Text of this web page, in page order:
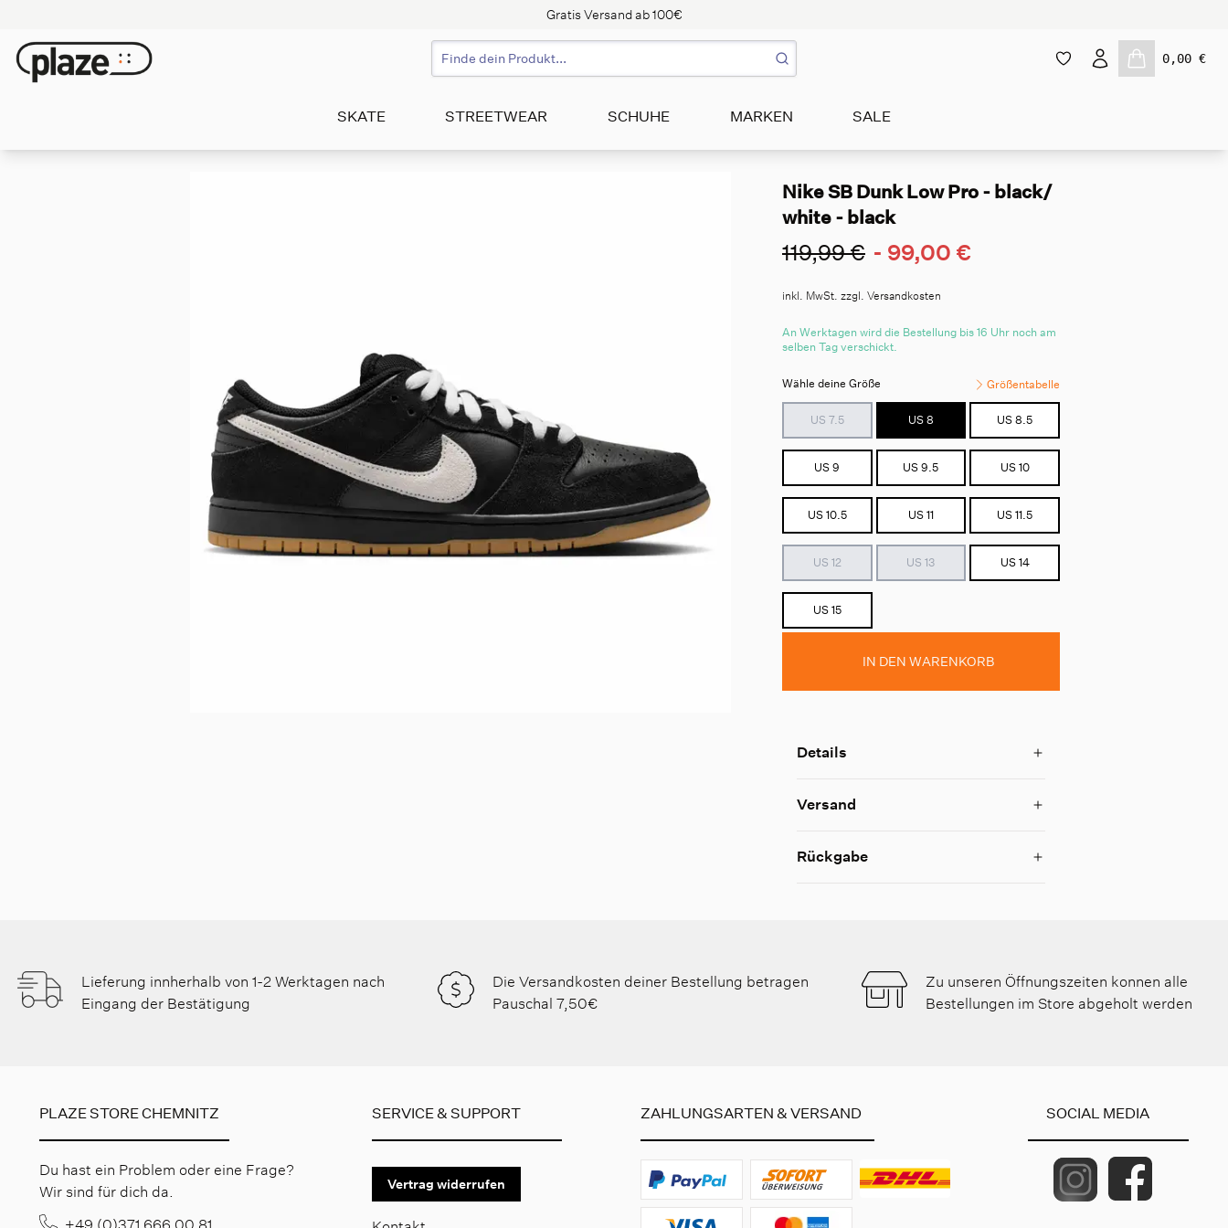
Gratis Versand ab 100€
0,00 €
SKATE STREETWEAR SCHUHE MARKEN SALE
Nike SB Dunk Low Pro - black/
white - black
119,99 € - 99,00 €
inkl. MwSt. zzgl. Versandkosten
An Werktagen wird die Bestellung bis 16 Uhr noch am
selben Tag verschickt.
Wähle deine Größe Größentabelle
US 7.5 US 8 US 8.5
US 9 US 9.5 US 10
US 10.5 US 11 US 11.5
US 12 US 13 US 14
US 15
IN DEN WARENKORB
Details
Versand
Rückgabe
Lieferung innherhalb von 1-2 Werktagen nach
Eingang der Bestätigung
Die Versandkosten deiner Bestellung betragen
Pauschal 7,50€
Zu unseren Öffnungszeiten konnen alle
Bestellungen im Store abgeholt werden
PLAZE STORE CHEMNITZ
Du hast ein Problem oder eine Frage?
Wir sind für dich da.
SERVICE & SUPPORT
Vertrag widerrufen
ZAHLUNGSARTEN & VERSAND SOCIAL MEDIA